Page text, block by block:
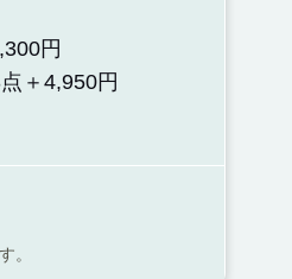
円
＋4,950円
。